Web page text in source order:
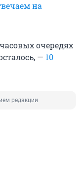
на
очередях
— 10
редакции